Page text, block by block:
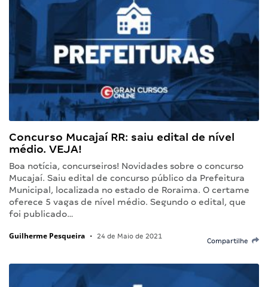
Concurso Mucajaí RR: saiu edital de nível
médio. VEJA!
Boa notícia, concurseiros! Novidades sobre o concurso
Mucajaí. Saiu edital de concurso público da Prefeitura
Municipal, localizada no estado de Roraima. O certame
oferece 5 vagas de nível médio. Segundo o edital, que
foi publicado…
Guilherme Pesqueira • 24 de Maio de 2021
Compartilhe